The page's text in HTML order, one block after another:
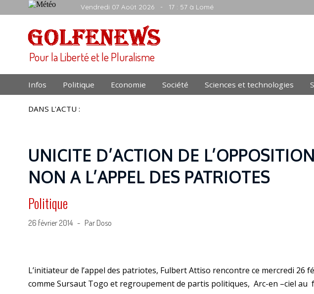
Vendredi 07 Août 2026 - 17 : 57 à Lomé
Pour la Liberté et le Pluralisme
Infos Politique Economie Société Sciences et technologies
DANS L'ACTU :
UNICITE D’ACTION DE
NON A L’APPEL DES PATRIOTES
Politique
26 février 2014 - Par Doso
L’initiateur de l’appel des patriotes, Fulbert Attiso rencontre ce mercredi 26
comme Sursaut Togo et regroupement de partis politiques, Arc-en –ciel au